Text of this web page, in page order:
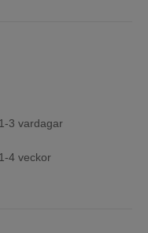
3 vardagar
4 veckor